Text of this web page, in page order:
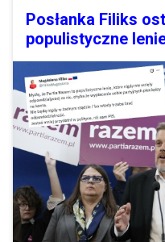
Posłanka Filiks
populistyczne